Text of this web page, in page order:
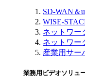
SD-WAN＆
WISE-
ネットワー
ネットワー
産業用サー
業務用ビデオソリュ